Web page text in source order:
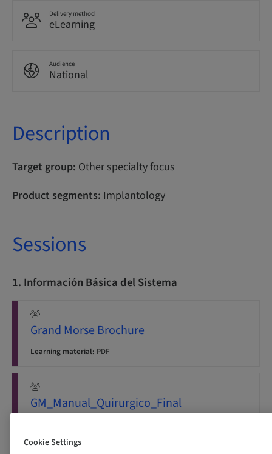
Delivery method
eLearning
Audience
National
Description
Target group: Other specialty focus
Product segments: Implantology
Sessions
1. Información Básica del Sistema
Grand Morse Brochure
Learning material: PDF
GM_Manual_Quirurgico_Final
Cookie Settings